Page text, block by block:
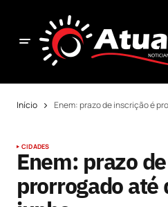
Início Enem: prazo de inscrição é
CIDADES
Enem: prazo
prorrogado até